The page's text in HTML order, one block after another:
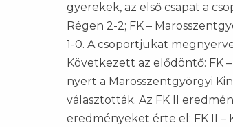
gyerekek, az első csapat a
Régen 2-2; FK –
1-0. A csoportjukat
Következett az elődöntő: FK
nyert a Marosszentgyörgyi
választották. Az FK II
eredményeket érte el: FK II –